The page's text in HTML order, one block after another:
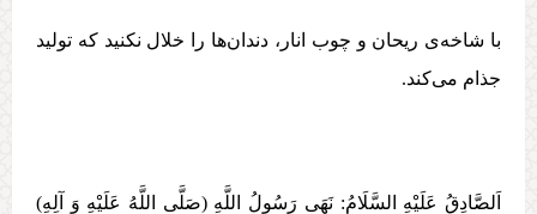
با شاخه‌ی ريحان و چوب انار، دندان‌ها را خلال نكنيد كه توليد
جذام می‌كند.
اَلصَّادِقُ عَلَيْهِ السَّلَامُ: نَهَی رَسُولُ اللَّهِ (صَلَّی اللَّهُ عَلَيْهِ وَ آلِهِ)